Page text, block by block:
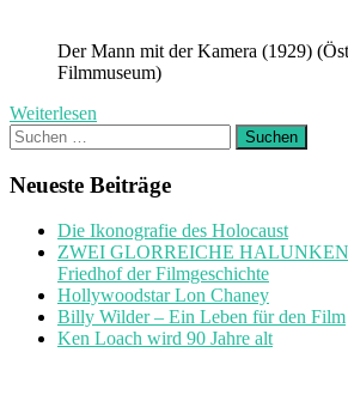
Der Mann mit der Kamera (1929)
Filmmuseum)
Weiterlesen
Suchen
nach:
Neueste Beiträge
Die Ikonografie des Holocaust
ZWEI GLORREICHE HALUNKEN
Friedhof der Filmgeschichte
Hollywoodstar Lon Chaney
Billy Wilder – Ein Leben für den Film
Ken Loach wird 90 Jahre alt